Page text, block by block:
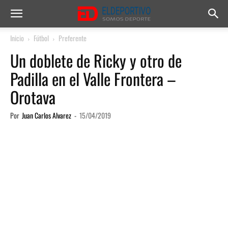
Inicio Fútbol Preferente
Un doblete de Ricky y otro de
Padilla en el Valle Frontera –
Orotava
Por Juan Carlos Alvarez - 15/04/2019